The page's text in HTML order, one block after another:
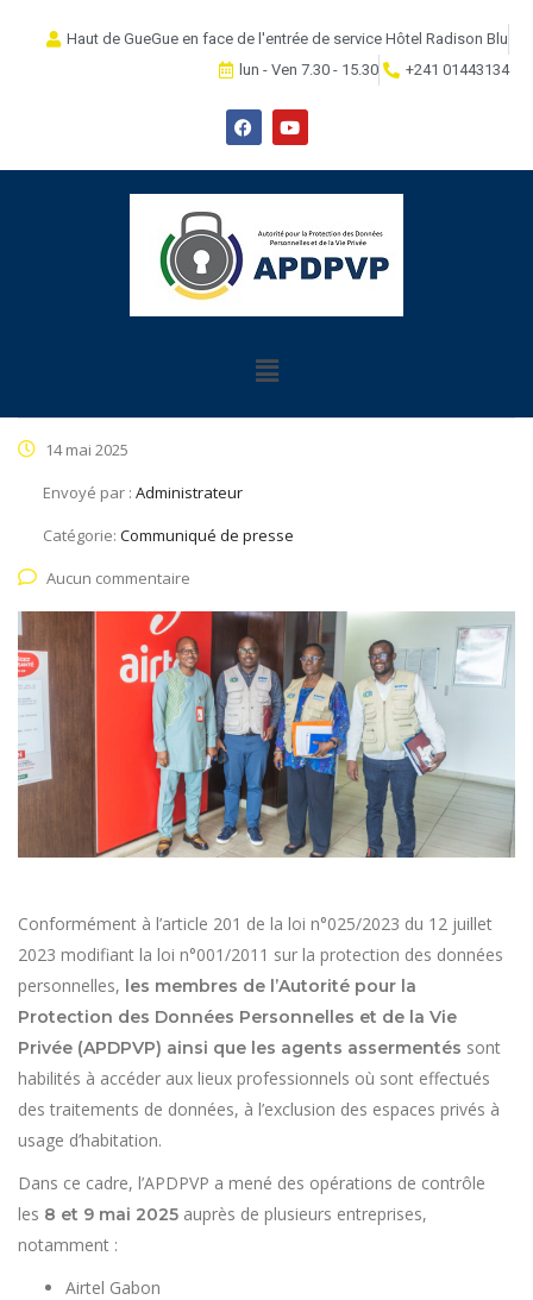
Haut de GueGue en face de l'entrée de service Hôtel Radison Blu
lun - Ven 7.30 - 15.30
+241 01443134
14 mai 2025
Envoyé par : Administrateur
Catégorie: Communiqué de presse
Aucun commentaire
Conformément à l’article 201 de la loi n°025/2023 du 12 juillet
2023 modifiant la loi n°001/2011 sur la protection des données
personnelles, les membres de l’Autorité pour la
Protection des Données Personnelles et de la Vie
Privée (APDPVP) ainsi que les agents assermentés sont
habilités à accéder aux lieux professionnels où sont effectués
des traitements de données, à l’exclusion des espaces privés à
usage d’habitation.
Dans ce cadre, l’APDPVP a mené des opérations de contrôle
les 8 et 9 mai 2025 auprès de plusieurs entreprises,
notamment :
Airtel Gabon